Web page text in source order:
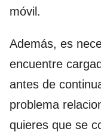
móvil.
Además, es
encuentre
antes de
problema
quieres que se